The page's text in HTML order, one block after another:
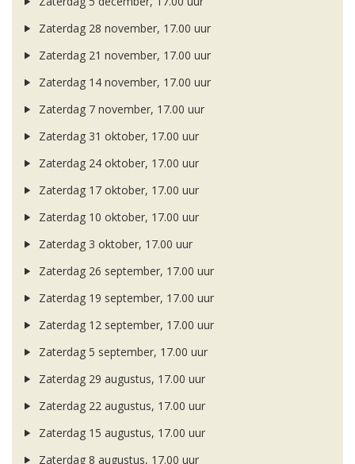
Zaterdag 28 november, 17.00 uur
Zaterdag 21 november, 17.00 uur
Zaterdag 14 november, 17.00 uur
Zaterdag 7 november, 17.00 uur
Zaterdag 31 oktober, 17.00 uur
Zaterdag 24 oktober, 17.00 uur
Zaterdag 17 oktober, 17.00 uur
Zaterdag 10 oktober, 17.00 uur
Zaterdag 3 oktober, 17.00 uur
Zaterdag 26 september, 17.00 uur
Zaterdag 19 september, 17.00 uur
Zaterdag 12 september, 17.00 uur
Zaterdag 5 september, 17.00 uur
Zaterdag 29 augustus, 17.00 uur
Zaterdag 22 augustus, 17.00 uur
Zaterdag 15 augustus, 17.00 uur
Zaterdag 8 augustus, 17.00 uur